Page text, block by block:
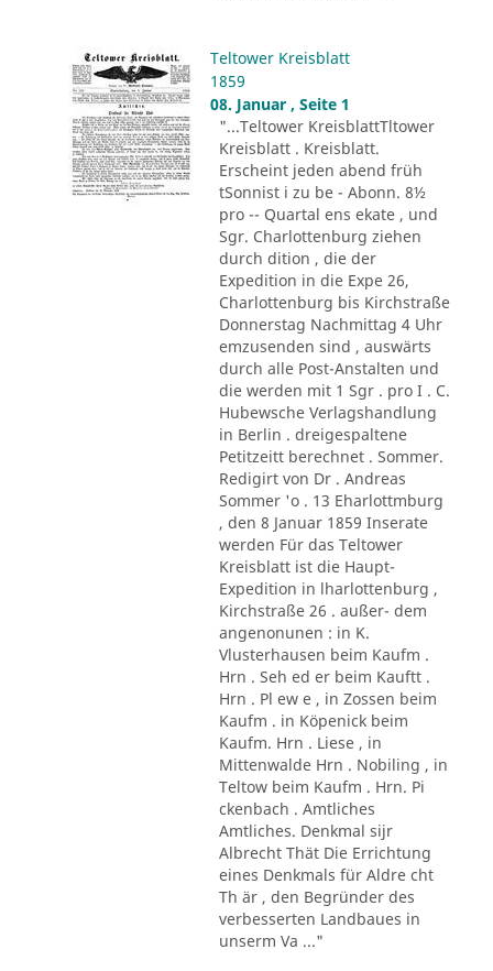
Teltower Kreisblatt
1859
08. Januar , Seite 1
"...Teltower KreisblattTltower
Kreisblatt . Kreisblatt.
Erscheint jeden abend früh
tSonnist i zu be - Abonn. 8½
pro -- Quartal ens ekate , und
Sgr. Charlottenburg ziehen
durch dition , die der
Expedition in die Expe 26,
Charlottenburg bis Kirchstraße
Donnerstag Nachmittag 4 Uhr
emzusenden sind , auswärts
durch alle Post-Anstalten und
die werden mit 1 Sgr . pro I . C.
Hubewsche Verlagshandlung
in Berlin . dreigespaltene
Petitzeitt berechnet . Sommer.
Redigirt von Dr . Andreas
Sommer 'o . 13 Eharlottmburg
, den 8 Januar 1859 Inserate
werden Für das Teltower
Kreisblatt ist die Haupt-
Expedition in lharlottenburg ,
Kirchstraße 26 . außer- dem
angenonunen : in K.
Vlusterhausen beim Kaufm .
Hrn . Seh ed er beim Kauftt .
Hrn . Pl ew e , in Zossen beim
Kaufm . in Köpenick beim
Kaufm. Hrn . Liese , in
Mittenwalde Hrn . Nobiling , in
Teltow beim Kaufm . Hrn. Pi
ckenbach . Amtliches
Amtliches. Denkmal sijr
Albrecht Thät Die Errichtung
eines Denkmals für Aldre cht
Th är , den Begründer des
verbesserten Landbaues in
unserm Va ..."